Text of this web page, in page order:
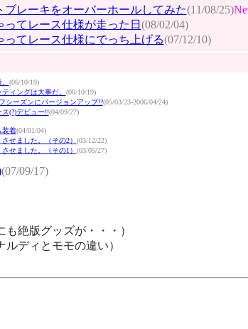
ブレーキをオーバーホールしてみた(11/08/25)
ってレース仕様が走った日 (08/02/04)
ってレース仕様にでっち上げる(07/12/10)
(06/10/19)
ィングは大事だ。 (06/10/19)
シーズンにバージョンアップ!?(05/03/23-2006/04/24)
(?)デビュー!!(04/09/27)
装着(04/01/04)
せました。（その2） (03/12/22)
せました。（その1） (03/05/27)
(07/09/17)
も絶版グッズが・・・）
ルディとモモの違い）